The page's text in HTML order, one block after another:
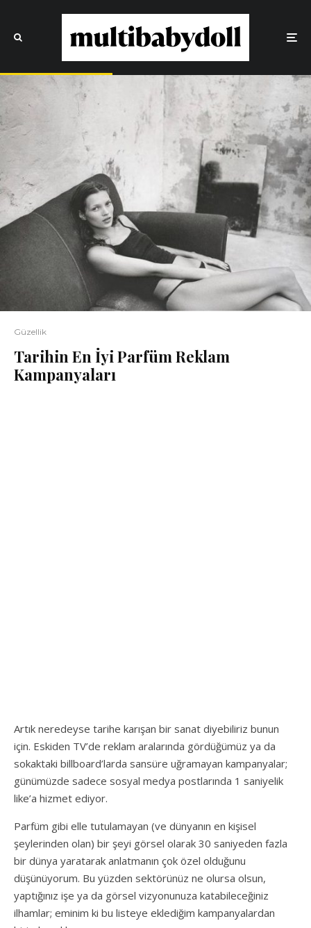
Güzellik
Tarihin En İyi Parfüm Reklam
Kampanyaları
Artık neredeyse tarihe karışan bir sanat diyebiliriz bunun
için. Eskiden TV’de reklam aralarında gördüğümüz ya da
sokaktaki billboard’larda sansüre uğramayan kampanyalar;
günümüzde sadece sosyal medya postlarında 1 saniyelik
like’a hizmet ediyor.
Parfüm gibi elle tutulamayan (ve dünyanın en kişisel
şeylerinden olan) bir şeyi görsel olarak 30 saniyeden fazla
bir dünya yaratarak anlatmanın çok özel olduğunu
düşünüyorum. Bu yüzden sektörünüz ne olursa olsun,
yaptığınız işe ya da görsel vizyonunuza katabileceğiniz
ilhamlar; eminim ki bu listeye eklediğim kampanyalardan